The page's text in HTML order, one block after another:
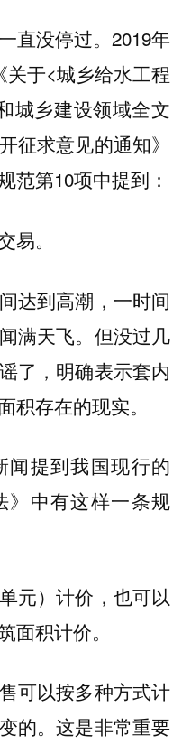
直没停过。2019年
于<城乡给水工程
城乡建设领域全文
征求意见的通知》
范第10项中提到：
易。
达到高潮，一时间
满天飞。但没过几
了，明确表示套内
积存在的现实。
闻提到我国现行的
》中有这样一条规
元）计价，也可以
面积计价。
可以按多种方式计
的。这是非常重要